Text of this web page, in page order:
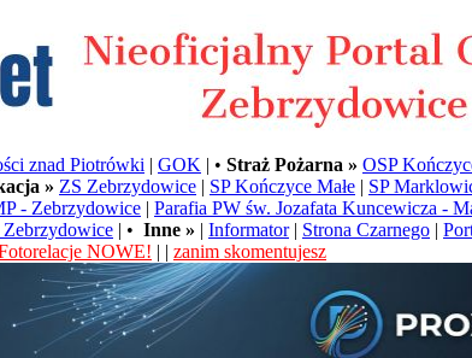
znad Piotrówki | GOK | • Straż Pożarna » OSP
» ZS Zebrzydowice | SP Kończyce Małe | SP
- Zebrzydowice | Parafia PW św. Jozafata Kuncewicza -
| • Inne » | Informator| Strona Czarnego |
NOWE! | | zanim skomentujesz